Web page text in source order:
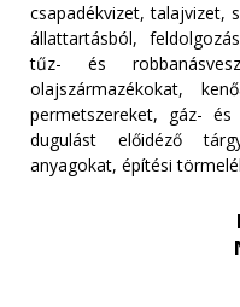
csapadékvizet, talajvizet,
állattartásból,
tűz- és
olajszármazékokat,
permetszereket, gáz-
dugulást előidéző
anyagokat, építési